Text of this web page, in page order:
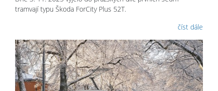
tramvají typu Škoda ForCity Plus 52T.
číst dále